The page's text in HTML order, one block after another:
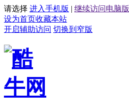
请选择 进入手机版 | 继续访问电脑版
设为首页收藏本站
开启辅助访问 切换到窄版